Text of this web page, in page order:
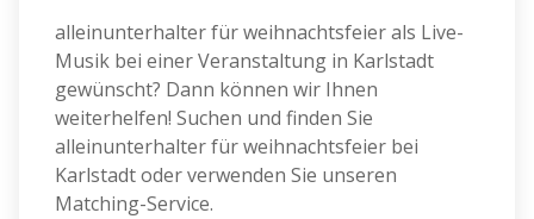
alleinunterhalter für weihnachtsfeier als Live-
Musik bei einer Veranstaltung in Karlstadt
gewünscht? Dann können wir Ihnen
weiterhelfen! Suchen und finden Sie
alleinunterhalter für weihnachtsfeier bei
Karlstadt oder verwenden Sie unseren
Matching-Service.